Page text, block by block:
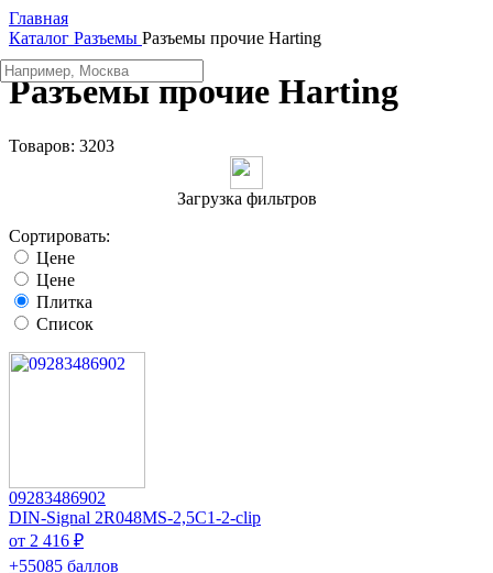
Главная
Каталог Разъeмы Разъемы прочие Harting
Разъемы прочие Harting
Товаров: 3203
Загрузка фильтров
Сортировать:
Цене
Цене
Плитка
Список
09283486902
DIN-Signal 2R048MS-2,5C1-2-clip
от 2 416 ₽
+55085 баллов